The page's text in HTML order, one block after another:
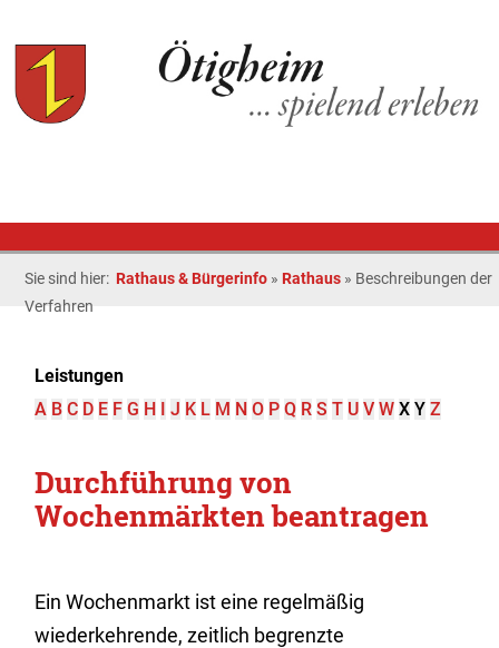
Sie sind hier: Rathaus & Bürgerinfo » Rathaus » Beschreibungen der
Verfahren
Leistungen
A B C D E F G H I J K L M N O P Q R S T U V W X Y Z
Durchführung von
Wochenmärkten beantragen
Ein Wochenmarkt ist eine regelmäßig
wiederkehrende, zeitlich begrenzte